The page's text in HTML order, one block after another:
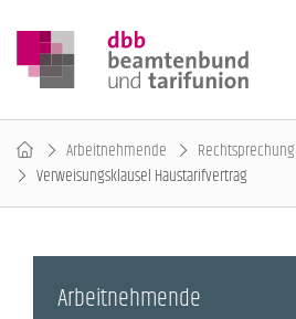
Arbeitnehmende Rechtsprechung
Verweisungsklausel Haustarifvertrag
Arbeitnehmende